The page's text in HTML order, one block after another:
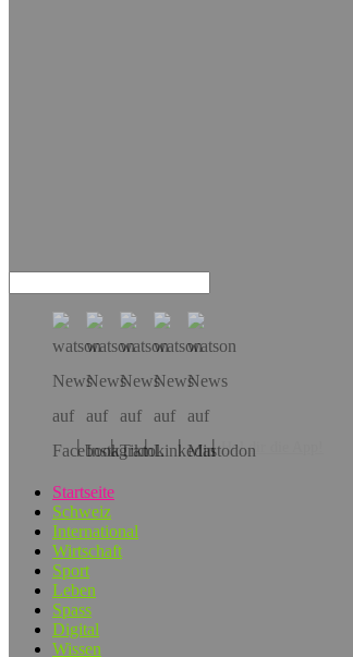
Hol dir die App!
Startseite
Schweiz
International
Wirtschaft
Sport
Leben
Spass
Digital
Wissen